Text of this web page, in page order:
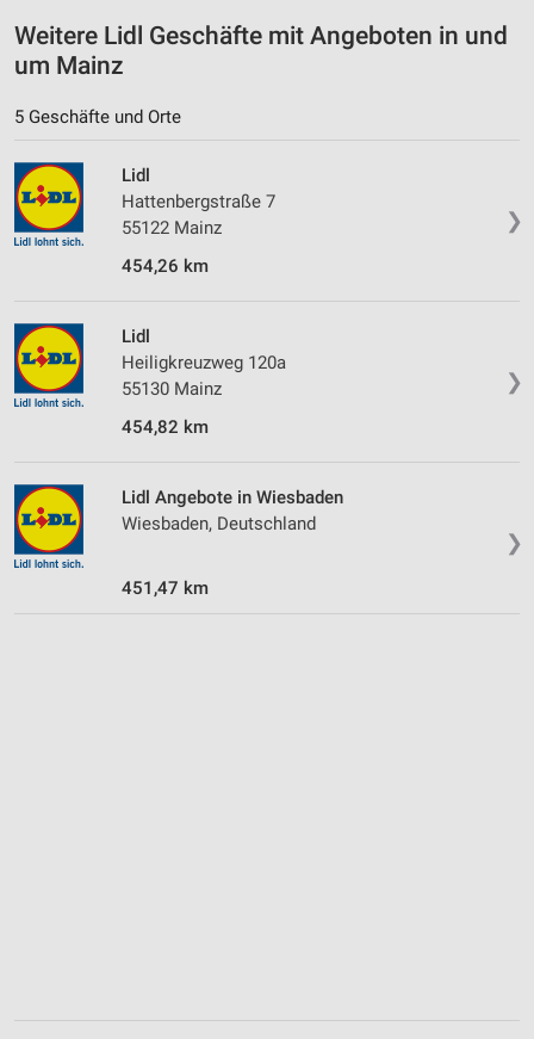
Weitere Lidl Geschäfte mit Angeboten in und
um Mainz
5 Geschäfte und Orte
❯
Lidl
Hattenbergstraße 7
55122 Mainz
454,26 km
❯
Lidl
Heiligkreuzweg 120a
55130 Mainz
454,82 km
❯
Lidl Angebote in Wiesbaden
Wiesbaden, Deutschland
451,47 km
Nicht-IAB-Verarbeitungszwecke:
Funktional
Werbung